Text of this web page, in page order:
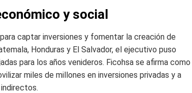
y social
captar inversiones y fomentar la creación de
Honduras y El Salvador, el ejecutivo puso
para los años venideros. Ficohsa se afirma como
miles de millones en inversiones privadas y a